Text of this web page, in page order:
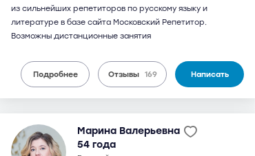
из сильнейших репетиторов по русскому языку и
литературе в базе сайта Московский Репетитор.
Возможны дистанционные занятия
Подробнее Отзывы 169 Написать
Марина Валерьевна
54 года